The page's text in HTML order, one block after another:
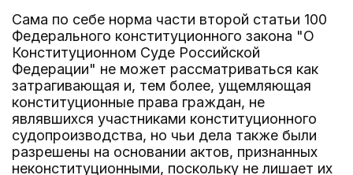
Сама по себе норма части второй статьи 100
Федерального конституционного закона "О
Конституционном Суде Российской
Федерации" не может рассматриваться как
затрагивающая и, тем более, ущемляющая
конституционные права граждан, не
являвшихся участниками конституционного
судопроизводства, но чьи дела также были
разрешены на основании актов, признанных
неконституционными, поскольку не лишает их